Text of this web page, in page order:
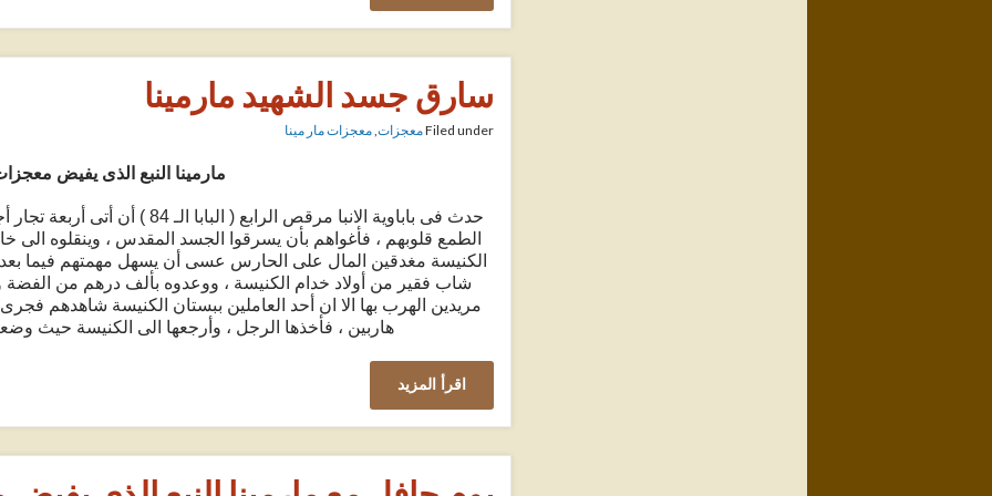
سارق جسد الشهيد مارمينا
Filed underمعجزات,معجزات مار مينا
مارمينا النبع الذى يفيض
حدث فى باباوية الانبا مرقص الرابع (
الطمع قلوبهم ، فأغواهم بأن يسرقوا الجسد المقدس ، وينقلوه الى
الكنيسة مغدقين المال على الحارس عسى أن يسهل مهمتهم فيما بعد
شاب فقير من أولاد خدام الكنيسة ، ووعدوه بألف درهم من الفضة
مريدين الهرب بها الا ان أحد العاملين ببستان الكنيسة شاهدهم فجرى
هاربين ، فأخذها الرجل ، وأرجعها الى الكنيسة حيث
اقرأ المزيد